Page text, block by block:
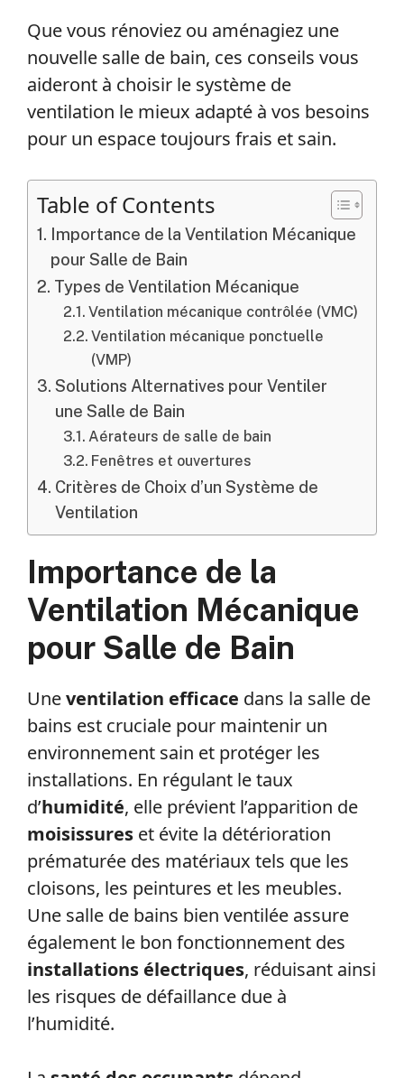
Que vous rénoviez ou aménagiez une
nouvelle salle de bain, ces conseils vous
aideront à choisir le système de
ventilation le mieux adapté à vos besoins
pour un espace toujours frais et sain.
Table of Contents
Importance de la Ventilation Mécanique
pour Salle de Bain
Types de Ventilation Mécanique
Ventilation mécanique contrôlée (VMC)
Ventilation mécanique ponctuelle
(VMP)
Solutions Alternatives pour Ventiler
une Salle de Bain
Aérateurs de salle de bain
Fenêtres et ouvertures
Critères de Choix d’un Système de
Ventilation
Importance de la
Ventilation Mécanique
pour Salle de Bain
Uneventilation efficace dans la salle de
bains est cruciale pour maintenir un
environnement sain et protéger les
installations. En régulant le taux
d’humidité, elle prévient l’apparition de
moisissures et évite la détérioration
prématurée des matériaux tels que les
cloisons, les peintures et les meubles.
Une salle de bains bien ventilée assure
également le bon fonctionnement des
installations électriques, réduisant ainsi
les risques de défaillance due à
l’humidité.